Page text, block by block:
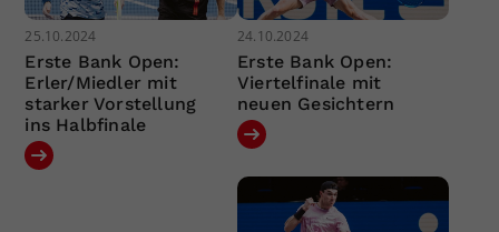
25.10.2024
Erste Bank Open:
Erler/Miedler mit
starker Vorstellung
ins Halbfinale
24.10.2024
Erste Bank Open:
Viertelfinale mit
neuen Gesichtern